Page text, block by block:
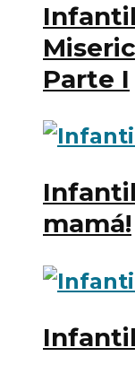
Parte I
mamá!